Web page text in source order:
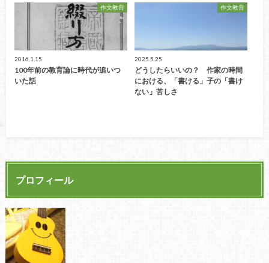
作文教育
2016.1.15
100年前の教育論に時代が追いつ
いた話
作文教育
2025.5.25
どうしたらいいの？ 作家の時間
における、「書ける」子の「書け
ない」苦しさ
プロフィール